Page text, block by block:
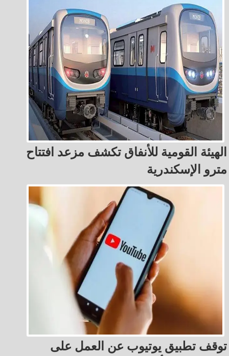
الهيئة القومية للأنفاق تكشف مزعد افتتاح
مترو الإسكندرية
توقف تطبيق يوتيوب عن العمل على